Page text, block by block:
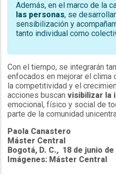
Además, en el marco de la
las personas, se
sensibilización y
tanto individual como
Con el tiempo, se integrarán
enfocados en mejorar el clima
la competitividad y el
acciones buscan visibilizar la
emocional, físico y social de
parte de la comunidad
Paola Canastero
Máster Central
Bogotá, D. C., 18 de junio de
Imágenes: Máster Central